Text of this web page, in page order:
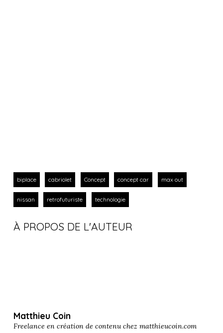
biplace cabriolet Concept concept car max out
nissan retrofuturiste technologie
À PROPOS DE L'AUTEUR
Matthieu Coin
Freelance en création de contenu chez matthieucoin.com